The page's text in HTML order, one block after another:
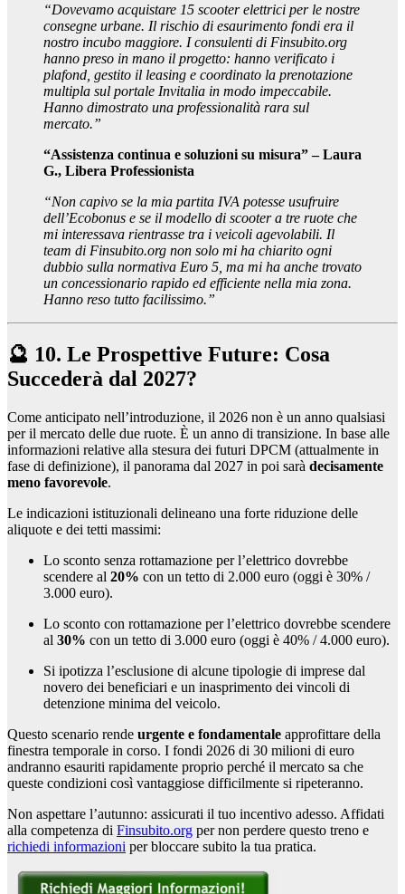
“Dovevamo acquistare 15 scooter elettrici per le nostre
consegne urbane. Il rischio di esaurimento fondi era il
nostro incubo maggiore. I consulenti di Finsubito.org
hanno preso in mano il progetto: hanno verificato i
plafond, gestito il leasing e coordinato la prenotazione
multipla sul portale Invitalia in modo impeccabile.
Hanno dimostrato una professionalità rara sul
mercato.”
“Assistenza continua e soluzioni su misura” – Laura
G., Libera Professionista
“Non capivo se la mia partita IVA potesse usufruire
dell’Ecobonus e se il modello di scooter a tre ruote che
mi interessava rientrasse tra i veicoli agevolabili. Il
team di Finsubito.org non solo mi ha chiarito ogni
dubbio sulla normativa Euro 5, ma mi ha anche trovato
un concessionario rapido ed efficiente nella mia zona.
Hanno reso tutto facilissimo.”
🔮 10. Le Prospettive Future: Cosa
Succederà dal 2027?
Come anticipato nell’introduzione, il 2026 non è un anno qualsiasi
per il mercato delle due ruote. È un anno di transizione. In base alle
informazioni relative alla stesura dei futuri DPCM (attualmente in
fase di definizione), il panorama dal 2027 in poi sarà decisamente
meno favorevole.
Le indicazioni istituzionali delineano una forte riduzione delle
aliquote e dei tetti massimi:
Lo sconto senza rottamazione per l’elettrico dovrebbe
scendere al 20% con un tetto di 2.000 euro (oggi è 30% /
3.000 euro).
Lo sconto con rottamazione per l’elettrico dovrebbe scendere
al 30% con un tetto di 3.000 euro (oggi è 40% / 4.000 euro).
Si ipotizza l’esclusione di alcune tipologie di imprese dal
novero dei beneficiari e un inasprimento dei vincoli di
detenzione minima del veicolo.
Questo scenario rende urgente e fondamentale approfittare della
finestra temporale in corso. I fondi 2026 di 30 milioni di euro
andranno esauriti rapidamente proprio perché il mercato sa che
queste condizioni così vantaggiose difficilmente si ripeteranno.
Non aspettare l’autunno: assicurati il tuo incentivo adesso. Affidati
alla competenza di Finsubito.org per non perdere questo treno e
richiedi informazioni per bloccare subito la tua pratica.